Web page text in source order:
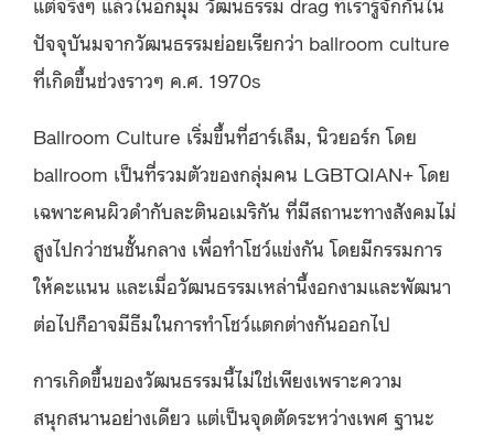
ปัจจุบันมจากวัฒนธรรมย่อยเรียกว่า ballroom culture
ที่เกิดขึ้นช่วงราวๆ ค.ศ. 1970s
Ballroom Culture เริ่มขึ้นที่ฮาร์เล็ม, นิวยอร์ก โดย
ballroom เป็นที่รวมตัวของกลุ่มคน LGBTQIAN+ โดย
เฉพาะคนผิวดำกับละตินอเมริกัน ที่มีสถานะทางสังคมไม่
สูงไปกว่าชนชั้นกลาง เพื่อทำโชว์แข่งกัน โดยมีกรรมการ
ให้คะแนน และเมื่อวัฒนธรรมเหล่านี้งอกงามและพัฒนา
ต่อไปก็อาจมีธีมในการทำโชว์แตกต่างกันออกไป
การเกิดขึ้นของวัฒนธรรมนี้ไม่ใช่เพียงเพราะความ
สนุกสนานอย่างเดียว แต่เป็นจุดตัดระหว่างเพศ ฐานะ